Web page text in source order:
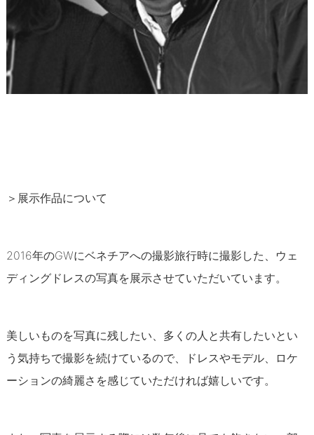
＞展示作品について
2016年のGWにベネチアへの撮影旅行時に撮影した、ウェ
ディングドレスの写真を展示させていただいています。
美しいものを写真に残したい、多くの人と共有したいとい
う気持ちで撮影を続けているので、ドレスやモデル、ロケ
ーションの綺麗さを感じていただければ嬉しいです。